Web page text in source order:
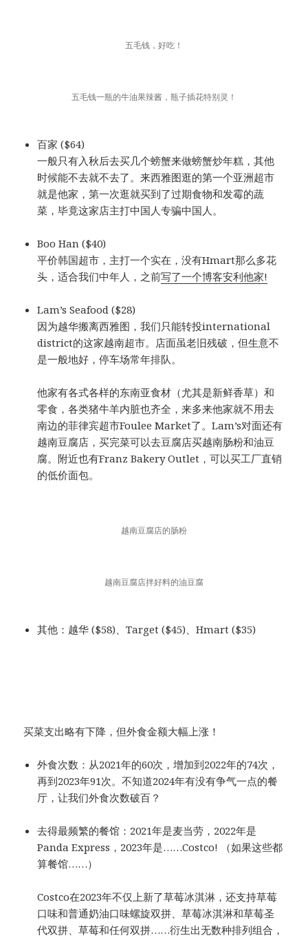
五毛钱，好吃！
五毛钱一瓶的牛油果辣酱，瓶子插花特别灵！
百家 ($64)
一般只有入秋后去买几个螃蟹来做螃蟹炒年糕，其他
时候能不去就不去了。来西雅图逛的第一个亚洲超市
就是他家，第一次逛就买到了过期食物和发霉的蔬
菜，毕竟这家店主打中国人专骗中国人。
Boo Han ($40)
平价韩国超市，主打一个实在，没有Hmart那么多花
头，适合我们中年人，之前写了一个博客安利他家!
Lam’s Seafood ($28)
因为越华搬离西雅图，我们只能转投international
district的这家越南超市。店面虽老旧残破，但生意不
是一般地好，停车场常年排队。
他家有各式各样的东南亚食材（尤其是新鲜香草）和
零食，各类猪牛羊内脏也齐全，来多来他家就不用去
南边的菲律宾超市Foulee Market了。Lam’s对面还有
越南豆腐店，买完菜可以去豆腐店买越南肠粉和油豆
腐。附近也有Franz Bakery Outlet，可以买工厂直销
的低价面包。
越南豆腐店的肠粉
越南豆腐店拌好料的油豆腐
其他：越华 ($58)、Target ($45)、Hmart ($35)
买菜支出略有下降，但外食金额大幅上涨！
外食次数：从2021年的60次，增加到2022年的74次，
再到2023年91次。不知道2024年有没有争气一点的餐
厅，让我们外食次数破百？
去得最频繁的餐馆：2021年是麦当劳，2022年是
Panda Express，2023年是……Costco! （如果这些都
算餐馆……）
Costco在2023年不仅上新了草莓冰淇淋，还支持草莓
口味和普通奶油口味螺旋双拼、草莓冰淇淋和草莓圣
代双拼、草莓和任何双拼……衍生出无数种排列组合，